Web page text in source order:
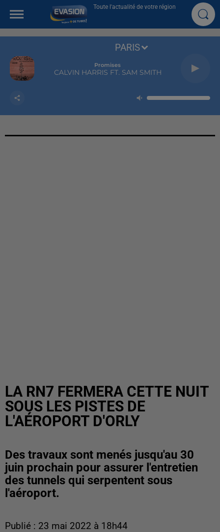
Toute l'actualité de votre région
Promises
CALVIN HARRIS FT. SAM SMITH
PARIS
LA RN7 FERMERA CETTE NUIT
SOUS LES PISTES DE
L'AÉROPORT D'ORLY
Des travaux sont menés jusqu'au 30
juin prochain pour assurer l'entretien
des tunnels qui serpentent sous
l'aéroport.
Publié : 23 mai 2022 à 18h44